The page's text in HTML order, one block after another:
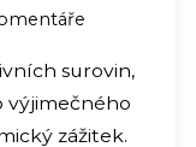
surovin,
výjimečného
zážitek.